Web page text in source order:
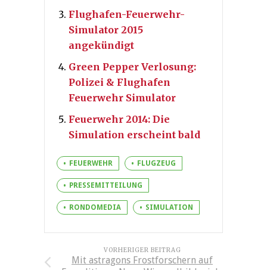
Flughafen-Feuerwehr-
Simulator 2015
angekündigt
Green Pepper Verlosung:
Polizei & Flughafen
Feuerwehr Simulator
Feuerwehr 2014: Die
Simulation erscheint bald
FEUERWEHR FLUGZEUG
PRESSEMITTEILUNG
RONDOMEDIA SIMULATION
VORHERIGER BEITRAG
Mit astragons Frostforschern auf